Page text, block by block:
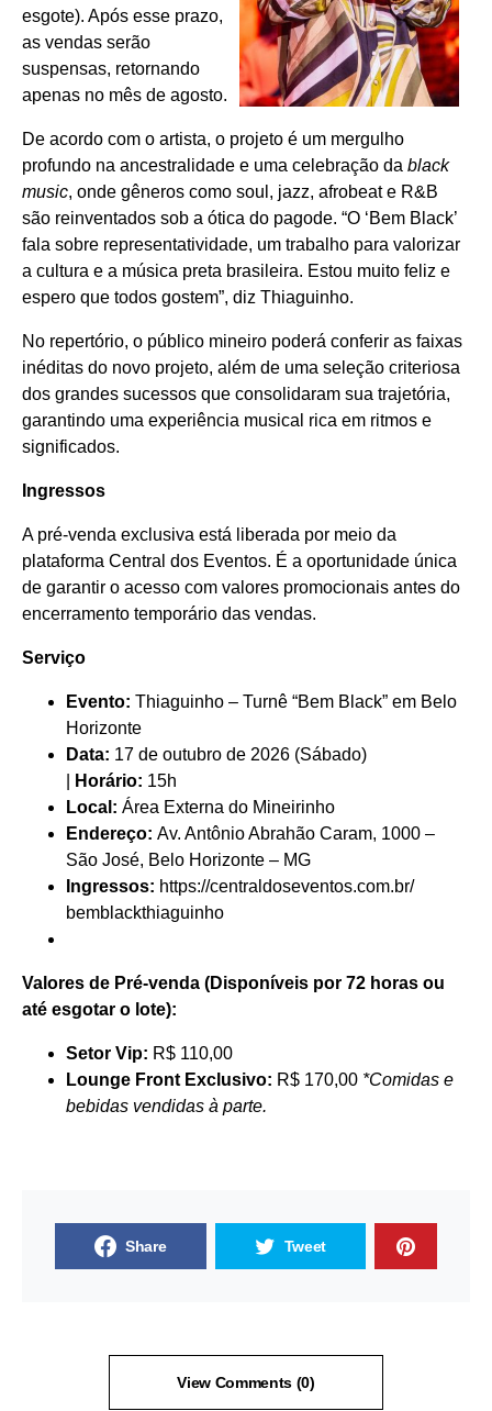
esgote). Após esse prazo,
as vendas serão
suspensas, retornando
apenas no mês de agosto.
De acordo com o artista, o projeto é um mergulho
profundo na ancestralidade e uma celebração da black
music, onde gêneros como soul, jazz, afrobeat e R&B
são reinventados sob a ótica do pagode. “O ‘Bem Black’
fala sobre representatividade, um trabalho para valorizar
a cultura e a música preta brasileira. Estou muito feliz e
espero que todos gostem”, diz Thiaguinho.
No repertório, o público mineiro poderá conferir as faixas
inéditas do novo projeto, além de uma seleção criteriosa
dos grandes sucessos que consolidaram sua trajetória,
garantindo uma experiência musical rica em ritmos e
significados.
Ingressos
A pré-venda exclusiva está liberada por meio da
plataforma Central dos Eventos. É a oportunidade única
de garantir o acesso com valores promocionais antes do
encerramento temporário das vendas.
Serviço
Evento: Thiaguinho – Turnê “Bem Black” em Belo
Horizonte
Data: 17 de outubro de 2026 (Sábado)
Horário: 15h
Local: Área Externa do Mineirinho
Endereço: Av. Antônio Abrahão Caram, 1000 –
São José, Belo Horizonte – MG
Ingressos: https://centraldoseventos.com.br/
bemblackthiaguinho
Valores de Pré-venda (Disponíveis por 72 horas ou
até esgotar o lote):
Setor Vip: R$ 110,00
Lounge Front Exclusivo: R$ 170,00 *Comidas e
bebidas vendidas à parte.
Share Tweet
View Comments (0)